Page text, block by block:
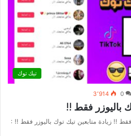
تيك توك
0 3٬914
باليوزر فقط !!
فقط !! زيادة متابعين تيك توك باليوزر فقط !! :